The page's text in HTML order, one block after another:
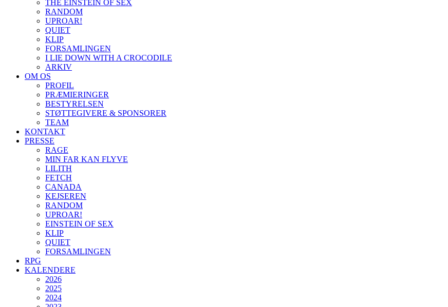
THE EINSTEIN OF SEX
RANDOM
UPROAR!
QUIET
KLIP
FORSAMLINGEN
I LIE DOWN WITH A CROCODILE
ARKIV
OM OS
PROFIL
PRÆMIERINGER
BESTYRELSEN
STØTTEGIVERE & SPONSORER
TEAM
KONTAKT
PRESSE
RAGE
MIN FAR KAN FLYVE
LILITH
FETCH
CANADA
KEJSEREN
RANDOM
UPROAR!
EINSTEIN OF SEX
KLIP
QUIET
FORSAMLINGEN
RPG
KALENDERE
2026
2025
2024